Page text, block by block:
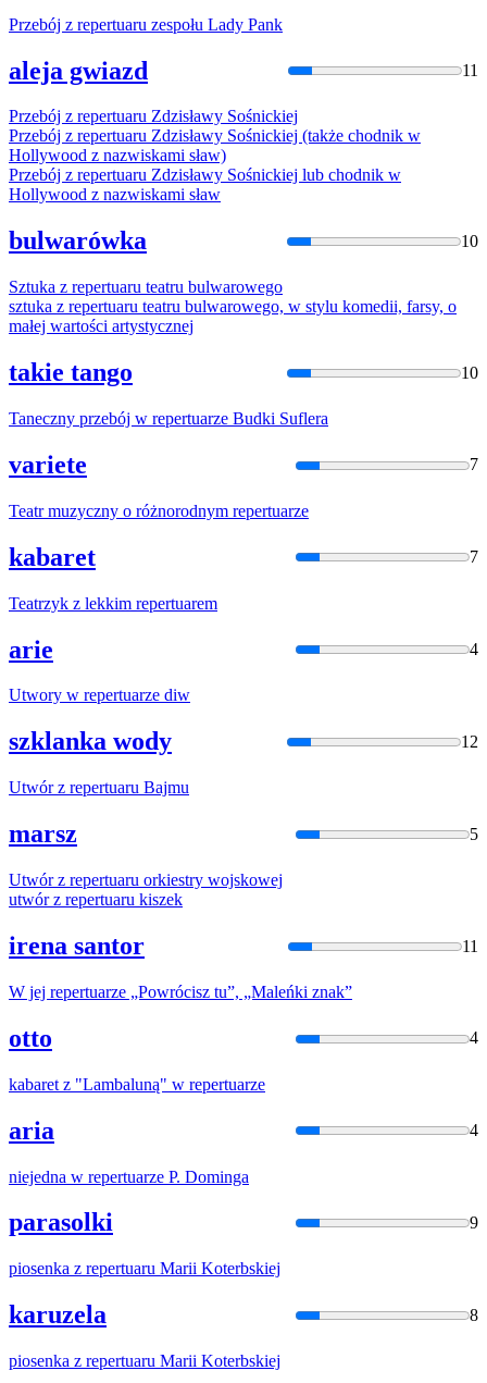
Przebój z repertuaru zespołu Lady Pank
aleja gwiazd 11
Przebój z repertuaru Zdzisławy Sośnickiej
Przebój z repertuaru Zdzisławy Sośnickiej (także chodnik w
Hollywood z nazwiskami sław)
Przebój z repertuaru Zdzisławy Sośnickiej lub chodnik w
Hollywood z nazwiskami sław
bulwarówka 10
Sztuka z repertuaru teatru bulwarowego
sztuka z repertuaru teatru bulwarowego, w stylu komedii, farsy, o
małej wartości artystycznej
takie tango 10
Taneczny przebój w repertuarze Budki Suflera
variete 7
Teatr muzyczny o różnorodnym repertuarze
kabaret 7
Teatrzyk z lekkim repertuarem
arie 4
Utwory w repertuarze diw
szklanka wody 12
Utwór z repertuaru Bajmu
marsz 5
Utwór z repertuaru orkiestry wojskowej
utwór z repertuaru kiszek
irena santor 11
W jej repertuarze „Powrócisz tu”, „Maleńki znak”
otto 4
kabaret z "Lambaluną" w repertuarze
aria 4
niejedna w repertuarze P. Dominga
parasolki 9
piosenka z repertuaru Marii Koterbskiej
karuzela 8
piosenka z repertuaru Marii Koterbskiej